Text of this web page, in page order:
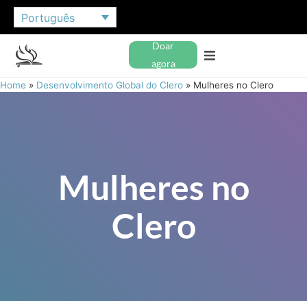
Português
Doar
agora
Home » Desenvolvimento Global do Clero » Mulheres no Clero
Mulheres no
Clero